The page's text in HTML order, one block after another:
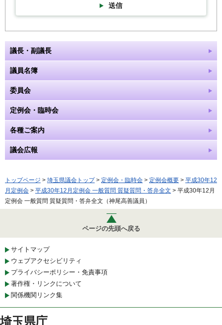
送信
議長・副議長
議員名簿
委員会
定例会・臨時会
各種ご案内
議会広報
トップページ > 埼玉県議会トップ> 定例会・臨時会 > 定例会概要 > 平成30年12
月定例会 > 平成30年12月定例会 一般質問 質疑質問・答弁全文 > 平成30年12月
定例会 一般質問 質疑質問・答弁全文（神尾高善議員）
ページの先頭へ戻る
サイトマップ
ウェブアクセシビリティ
プライバシーポリシー・免責事項
著作権・リンクについて
関係機関リンク集
埼玉県庁